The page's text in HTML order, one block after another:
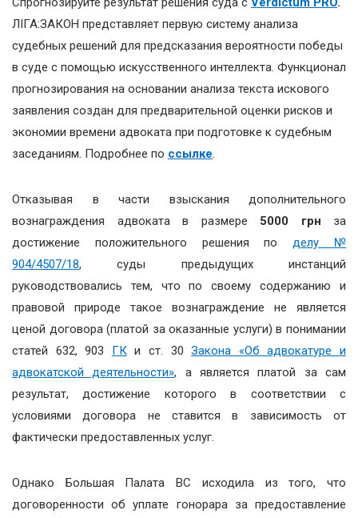
ЛІГА:ЗАКОН представляет первую систему анализа
судебных решений для предсказания вероятности победы
в суде с помощью искусственного интеллекта. Функционал
прогнозирования на основании анализа текста искового
заявления создан для предварительной оценки рисков и
экономии времени адвоката при подготовке к судебным
заседаниям. Подробнее по ссылке.
Отказывая в части взыскания дополнительного
вознаграждения адвоката в размере 5000 грн за
достижение положительного решения поделу №
904/4507/18, суды предыдущих инстанций
руководствовались тем, что по своему содержанию и
правовой природе такое вознаграждение не является
ценой договора (платой за оказанные услуги) в понимании
статей 632, 903 ГКи ст. 30Закона «Об адвокатуре и
адвокатской деятельности», а является платой за сам
результат, достижение которого в соответствии с
условиями договора не ставится в зависимость от
фактически предоставленных услуг.
Однако Большая Палата ВС исходила из того, что
договоренности об уплате гонорара за предоставление